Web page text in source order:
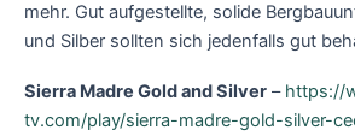
mehr. Gut aufgestellte, solide
und Silber sollten sich jedenfalls gut
Sierra Madre Gold and Silver – https://
tv.com/play/sierra-madre-gold-silver-